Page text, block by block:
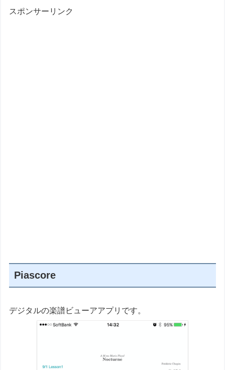
スポンサーリンク
Piascore
デジタルの楽譜ビューアアプリです。